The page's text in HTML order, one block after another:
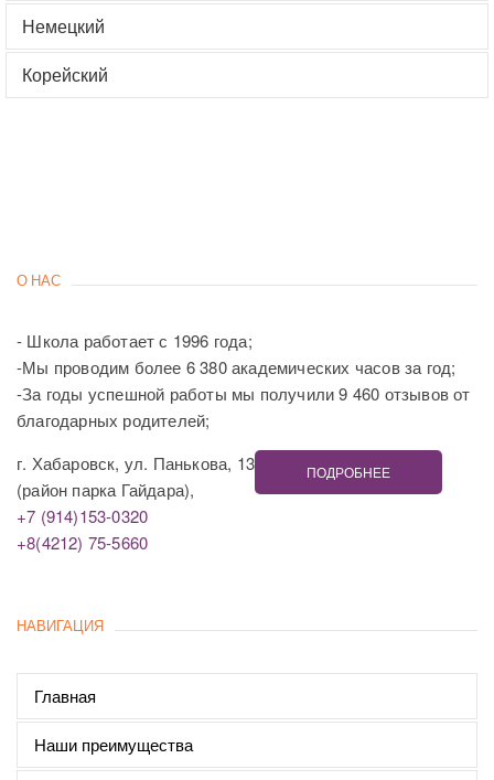
Немецкий
Корейский
О НАС
- Школа работает с 1996 года;
-Мы проводим более 6 380 академических часов за год;
-За годы успешной работы мы получили 9 460 отзывов от
благодарных родителей;
г. Хабаровск, ул. Панькова, 13
(район парка Гайдара),
+7 (914)153-0320
+8(4212) 75-5660
ПОДРОБНЕЕ
НАВИГАЦИЯ
Главная
Наши преимущества